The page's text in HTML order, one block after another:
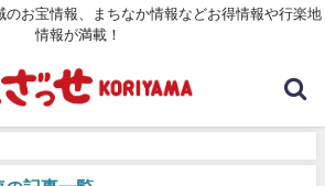
のお宝情報、まちなか情報などお得情報や行楽地
情報が満載！